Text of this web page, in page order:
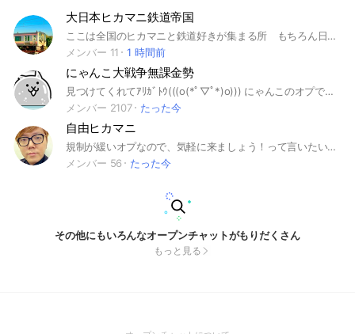
大日本ヒカマニ鉄道帝国
ここは全国のヒカマニと鉄道好きが集まる所 もちろん日本以外でも大歓迎 とりあえずヒカマニ民と鉄道民は抜ける👍 #ヒカマニ #鉄道 #ヒカニチ #撮り鉄 20人目標にしてますｶﾄﾛ
メンバー 11
1 時間前
にゃんこ大戦争無課金勢
見つけてくれてｱﾘｶﾞﾄｳ(((o(*ﾟ▽ﾟ*)o))) にゃんこのオプでせ ゆるーく雑談してるから来てみてね♪ にゃんこ以外の雑談はサブオプでできるよ！ 初心者も上級者も大歓迎！ 課金してても入って大丈夫です！ #にゃんこ大戦争#無課金勢#雑談#攻略
メンバー 2107
たった今
自由ヒカマニ
規制が緩いオプなので、気軽に来ましょう！って言いたいじゃないですか！ ヒカキンマニア達が雑談したり、素材共有したりするオープンチャット。 #ヒカマニ#セイマニ#hikakin_mania#ヒカキン#セイキン#ワホー#宣伝#ヒカニチ
メンバー 56
たった今
その他にもいろんなオープンチャットがもりだくさん
もっと見る